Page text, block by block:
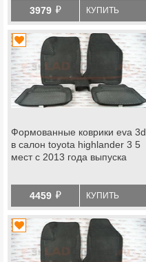
3979 й КУПИТЬ
Формованные коврики eva 3d
в салон toyota highlander 3 5
мест с 2013 года выпуска
4459 й КУПИТЬ